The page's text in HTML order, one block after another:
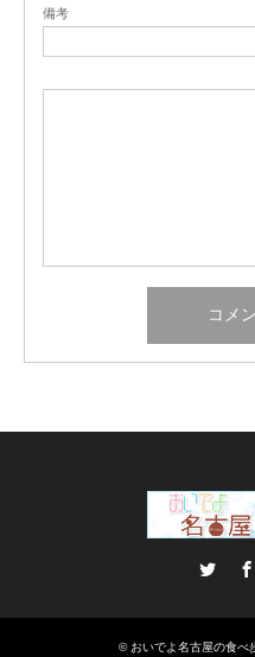
備考
RSS
©おいでよ名古屋の食べ